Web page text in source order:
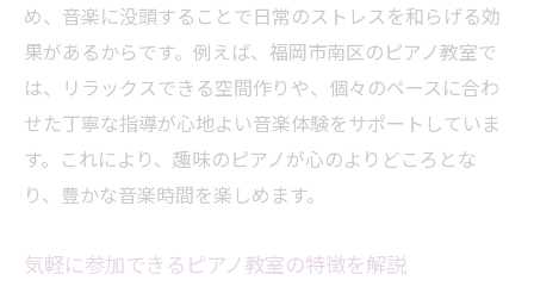
め、音楽に没頭することで日常のストレスを和らげる効
果があるからです。例えば、福岡市南区のピアノ教室で
は、リラックスできる空間作りや、個々のペースに合わ
せた丁寧な指導が心地よい音楽体験をサポートしていま
す。これにより、趣味のピアノが心のよりどころとな
り、豊かな音楽時間を楽しめます。
気軽に参加できるピアノ教室の特徴を解説